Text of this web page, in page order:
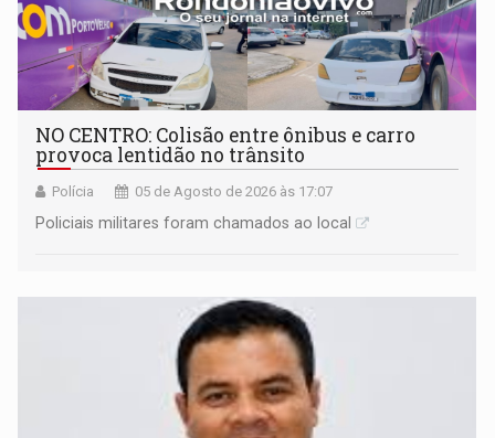
NO CENTRO: Colisão entre ônibus e carro
provoca lentidão no trânsito
Polícia 05 de Agosto de 2026 às 17:07
Policiais militares foram chamados ao local